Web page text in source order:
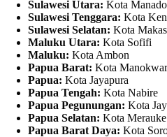
Sulawesi Utara: Kota Manado
Sulawesi Tenggara: Kota
Sulawesi Selatan: Kota
Maluku Utara: Kota Sofifi
Maluku: Kota Ambon
Papua Barat: Kota
Papua: Kota Jayapura
Papua Tengah: Kota Nabire
Papua Pegunungan: Kota
Papua Selatan: Kota Merauke
Papua Barat Daya: Kota